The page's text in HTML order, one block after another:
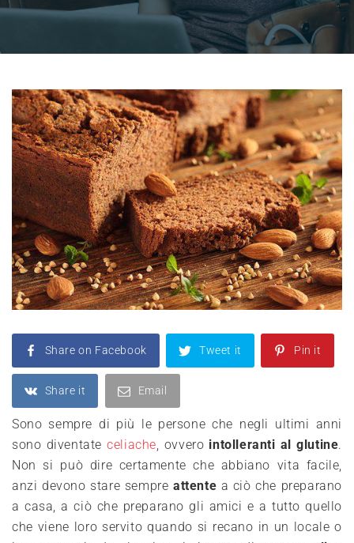
Share on Facebook Tweet it Pin it
Share it Email
Sono sempre di più le persone che negli ultimi anni
sono diventateceliache, ovvero intolleranti al glutine.
Non si può dire certamente che abbiano vita facile,
anzi devono stare sempre attente a ciò che preparano
a casa, a ciò che preparano gli amici e a tutto quello
che viene loro servito quando si recano in un locale o